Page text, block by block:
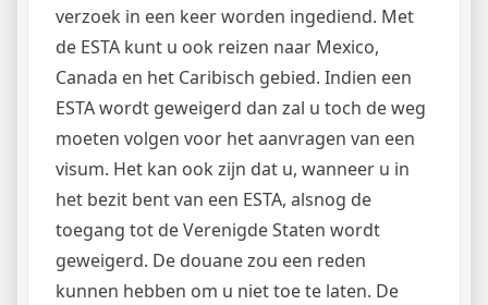
verzoek in een keer worden ingediend. Met
de ESTA kunt u ook reizen naar Mexico,
Canada en het Caribisch gebied. Indien een
ESTA wordt geweigerd dan zal u toch de weg
moeten volgen voor het aanvragen van een
visum. Het kan ook zijn dat u, wanneer u in
het bezit bent van een ESTA, alsnog de
toegang tot de Verenigde Staten wordt
geweigerd. De douane zou een reden
kunnen hebben om u niet toe te laten. De